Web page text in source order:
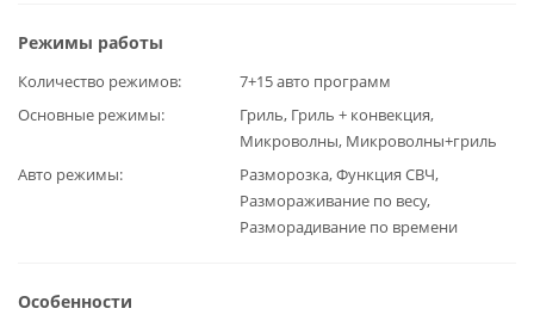
Режимы работы
Количество режимов
7+15 авто программ
Основные режимы
Гриль, Гриль + конвекция,
Микроволны, Микроволны+гриль
Авто режимы
Разморозка, Функция СВЧ,
Размораживание по весу,
Разморадивание по времени
Особенности